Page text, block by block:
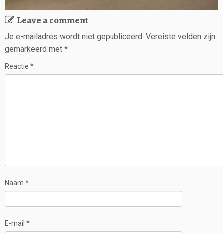
Leave a comment
Je e-mailadres wordt niet gepubliceerd. Vereiste velden zijn
gemarkeerd met *
Reactie *
Naam *
E-mail *